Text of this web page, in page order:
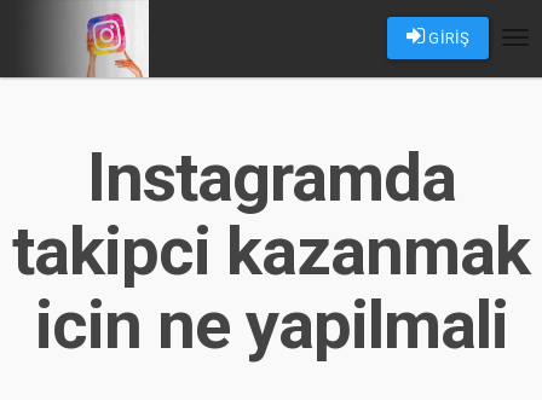
GİRİŞ
Instagramda
takipci kazanmak
icin ne yapilmali